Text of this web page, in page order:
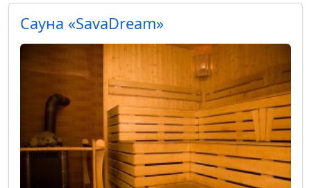
Сауна «SavaDream»